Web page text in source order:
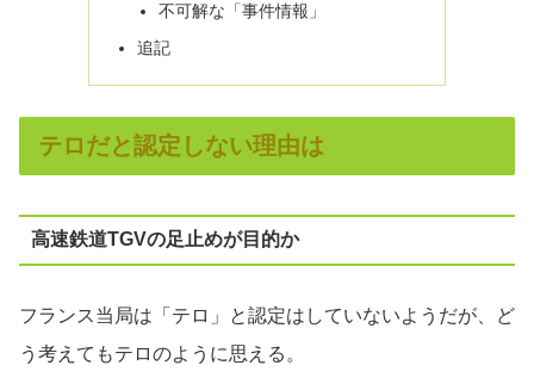
不可解な「事件情報」
追記
テロだと認定しない理由は
高速鉄道TGVの足止めが目的か
フランス当局は「テロ」と認定はしていないようだが、ど
う考えてもテロのように思える。